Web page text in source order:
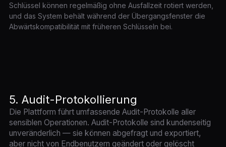
Schlüssel können regelmäßig ohne Ausfallzeit rotiert werden,
und das System behält während der Übergangsfenster die
Abwärtskompatibilität mit früheren Schlüsseln bei.
5. Audit-Protokollierung
Die Plattform führt umfassende Audit-Protokolle aller
sensiblen Operationen. Audit-Protokolle sind kundenseitig
unveränderlich — sie können abgefragt und exportiert,
aber nicht von Endbenutzern geändert oder gelöscht